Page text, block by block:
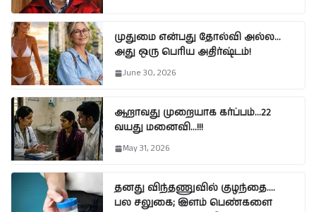
முதுமை என்பது தோல்வி அல்ல…
அது ஒரு பெரிய அதிர்ஷ்டம்!
June 30, 2026
ஆறாவது முறையாக கர்ப்பம்…22
வயது மனைவி…!!!
May 31, 2026
தனது விந்தணுவில் குழந்தை….
பல சலுகை; இளம் பெண்களை